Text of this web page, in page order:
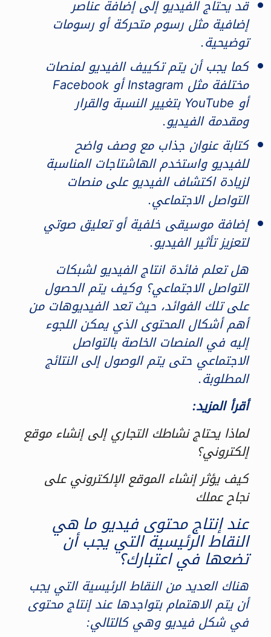
قد يحتاج الفيديو إلى إضافة عناصر
إضافية مثل رسوم متحركة أو رسومات
توضيحية.
كما يجب أن يتم تكييف الفيديو لمنصات
مختلفة مثل Instagram أو Facebook
أو YouTube بتغيير النسبة والقرار
ومقدمة الفيديو.
كتابة عنوان جذاب مع وصف واضح
للفيديو واستخدم الهاشتاجات المناسبة
لزيادة اكتشاف الفيديو على منصات
التواصل الاجتماعي.
إضافة موسيقى خلفية أو تعليق صوتي
لتعزيز تأثير الفيديو.
هل تعلم فائدة انتاج الفيديو لشبكات
التواصل الاجتماعي؟ وكيف يتم الحصول
على تلك الفوائد، حيث تعد الفيديوهات من
أهم أشكال المحتوى الذي يمكن اللجوء
إليه في المنصات الخاصة بالتواصل
الاجتماعي حتى يتم الوصول إلى النتائج
المطلوبة.
أقرأ المزيد:
لماذا يحتاج نشاطك التجاري إلى إنشاء موقع
إلكتروني؟
كيف يؤثر إنشاء الموقع الإلكتروني على
نجاح عملك
عند إنتاج محتوى فيديو ما هي
النقاط الرئيسية التي يجب أن
تضعها في اعتبارك؟
هناك العديد من النقاط الرئيسية التي يجب
أن يتم الاهتمام بتواجدها عند إنتاج محتوى
في شكل فيديو وهي كالتالي: